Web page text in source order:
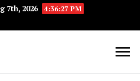
7th, 2026 4:36:27 PM